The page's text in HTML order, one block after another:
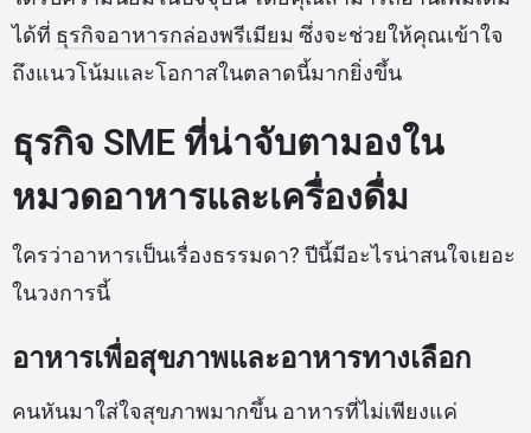
ได้ที่ ธุรกิจอาหารกล่องพรีเมียม ซึ่งจะช่วยให้คุณเข้าใจ
ถึงแนวโน้มและโอกาสในตลาดนี้มากยิ่งขึ้น
ธุรกิจ SME ที่น่าจับตามองใน
หมวดอาหารและเครื่องดื่ม
ใครว่าอาหารเป็นเรื่องธรรมดา? ปีนี้มีอะไรน่าสนใจเยอะ
ในวงการนี้
อาหารเพื่อสุขภาพและอาหารทางเลือก
คนหันมาใส่ใจสุขภาพมากขึ้น อาหารที่ไม่เพียงแค่